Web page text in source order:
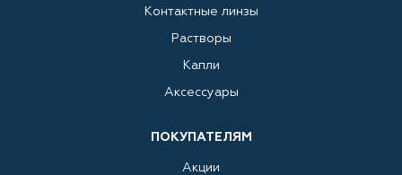
Контактные линзы
Растворы
Капли
Аксессуары
ПОКУПАТЕЛЯМ
Акции